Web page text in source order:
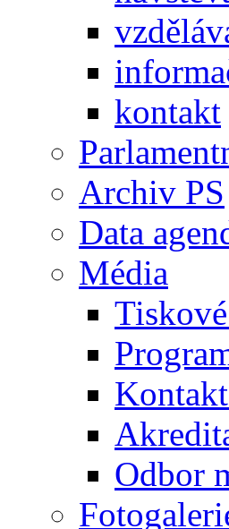
kontakt
Archiv PS
Data
Média
Odbor